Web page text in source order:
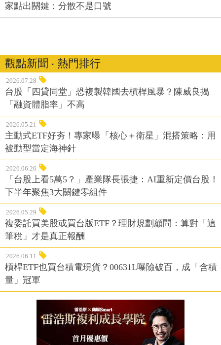
家點出關鍵：分散不是口號
觀點新聞 ‧ 熱門排行
2026.07.28
台股「四貸同堂」恐複製韓國去槓桿風暴？陳威良揭
「融資體脂率」不高
2026.05.21
主動式ETF好夯！專家曝「核心＋衛星」混搭策略：用
被動型當定海神針
2026.06.26
「台股上看5萬5？」產業隊長張捷：AI重新定價台股！
下半年聚焦3大關鍵零組件
2026.05.29
複委託買美股或買台版ETF？理財規劃顧問：算對「這
筆稅」才是真正報酬
2026.06.11
槓桿ETF也買台積電現貨？00631L曝險破百，成「含積
量」冠軍